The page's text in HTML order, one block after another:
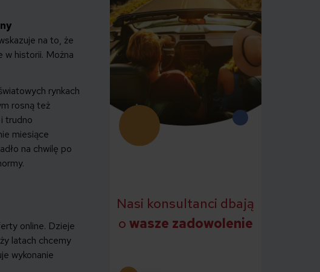
na to, że
w historii. Można
rynkach
rosną też
trudno
miesiące
na chwilę po
online. Dzieje
latach chcemy
wykonanie
Nasi konsultanci dbają
o wasze zadowolenie